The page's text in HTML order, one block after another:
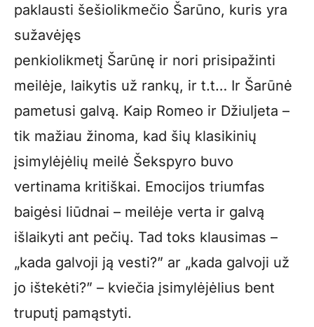
paklausti šešiolikmečio Šarūno, kuris yra
sužavėjęs
penkiolikmetį Šarūnę ir nori prisipažinti
meilėje, laikytis už rankų, ir t.t… Ir Šarūnė
pametusi galvą. Kaip Romeo ir Džiuljeta –
tik mažiau žinoma, kad šių klasikinių
įsimylėjėlių meilė Šekspyro buvo
vertinama kritiškai. Emocijos triumfas
baigėsi liūdnai – meilėje verta ir galvą
išlaikyti ant pečių. Tad toks klausimas –
„kada galvoji ją vesti?” ar „kada galvoji už
jo ištekėti?” – kviečia įsimylėjėlius bent
truputį pamąstyti.